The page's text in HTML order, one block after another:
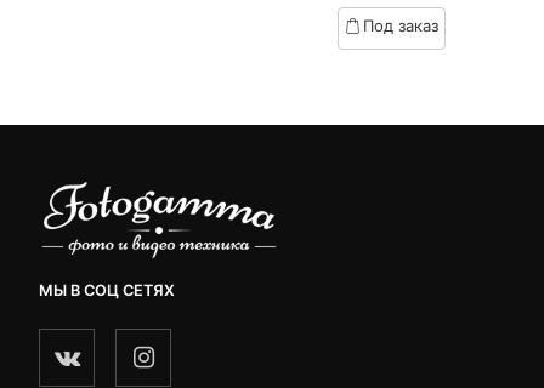
based
onПод заказ
МЫ В СОЦ СЕТЯХ